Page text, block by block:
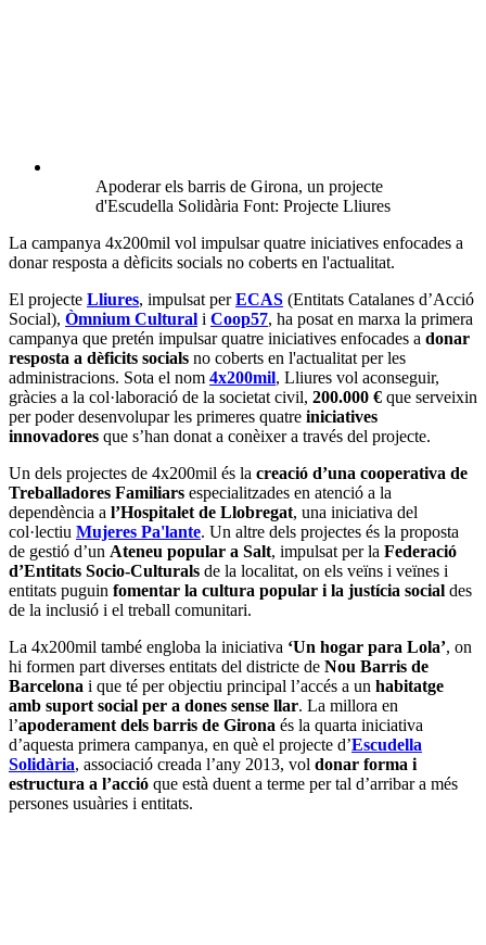
Apoderar els barris de Girona, un projecte
d'Escudella Solidària Font: Projecte Lliures
La campanya 4x200mil vol impulsar quatre iniciatives enfocades a
donar resposta a dèficits socials no coberts en l'actualitat.
El projecte Lliures, impulsat perECAS (Entitats Catalanes d’Acció
Social), Òmnium Cultural i Coop57, ha posat en marxa la primera
campanya que pretén impulsar quatre iniciatives enfocades a donar
resposta a dèficits socials no coberts en l'actualitat per les
administracions. Sota el nom 4x200mil, Lliures vol aconseguir,
gràcies a la col·laboració de la societat civil, 200.000 € que serveixin
per poder desenvolupar les primeres quatre iniciatives
innovadores que s’han donat a conèixer a través del projecte.
Un dels projectes de 4x200mil és la creació d’una cooperativa de
Treballadores Familiars especialitzades en atenció a la
dependència a l’Hospitalet de Llobregat, una iniciativa del
col·lectiu Mujeres Pa'lante. Un altre dels projectes és la proposta
de gestió d’un Ateneu popular a Salt, impulsat per la Federació
d’Entitats Socio-Culturals de la localitat, on els veïns i veïnes i
entitats puguin fomentar la cultura popular i la justícia social des
de la inclusió i el treball comunitari.
La 4x200mil també engloba la iniciativa ‘Un hogar para Lola’, on
hi formen part diverses entitats del districte de Nou Barris de
Barcelona i que té per objectiu principal l’accés a un habitatge
amb suport social per a dones sense llar. La millora en
l’apoderament dels barris de Girona és la quarta iniciativa
d’aquesta primera campanya, en què el projecte d’Escudella
Solidària, associació creada l’any 2013, vol donar forma i
estructura a l’acció que està duent a terme per tal d’arribar a més
persones usuàries i entitats.